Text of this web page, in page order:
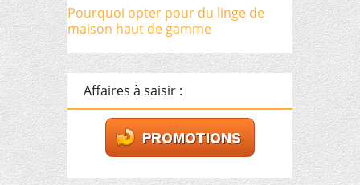
Pourquoi opter pour du linge de
maison haut de gamme
Affaires à saisir :